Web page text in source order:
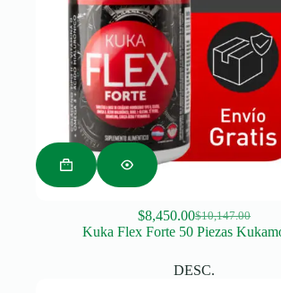
$10,147.00
Original
price
$10,147.00.
$8,450.00Current
price
$8,450.00.
Kuka Flex Forte 50 Piezas
DESC.